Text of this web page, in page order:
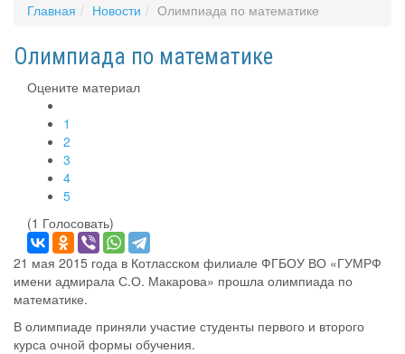
Главная Новости Олимпиада по математике
Олимпиада по математике
Оцените материал
1
2
3
4
5
(1 Голосовать)
21 мая 2015 года в Котласском филиале ФГБОУ ВО «ГУМРФ
имени адмирала С.О. Макарова» прошла олимпиада по
математике.
В олимпиаде приняли участие студенты первого и второго
курса очной формы обучения.